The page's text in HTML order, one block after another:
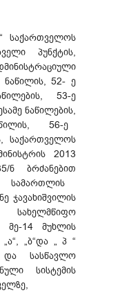
საქართველოს
პუნქტის,
52- ე
53-ე
ნაწილების,
56-ე
2013
ბრძანებით
14 მუხლის
„ბ“და „ პ “
და სასწავლო
სისტემის